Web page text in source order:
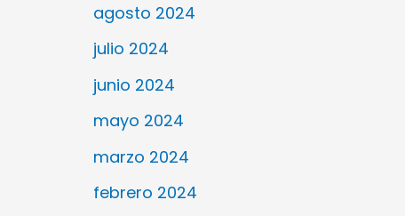
agosto 2024
julio 2024
junio 2024
mayo 2024
marzo 2024
febrero 2024